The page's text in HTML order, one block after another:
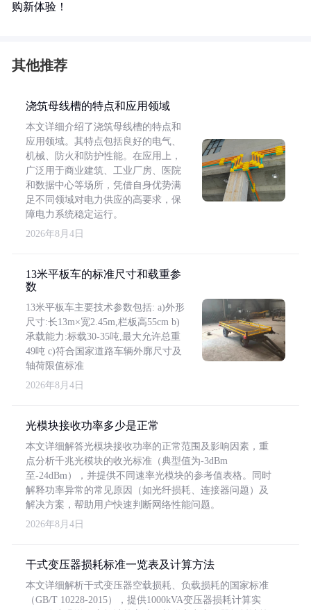
购新体验！
其他推荐
浇筑母线槽的特点和应用领域
本文详细介绍了浇筑母线槽的特点和
应用领域。其特点包括良好的电气、
机械、防火和防护性能。在应用上，
广泛用于商业建筑、工业厂房、医院
和数据中心等场所，凭借自身优势满
足不同领域对电力供应的高要求，保
障电力系统稳定运行。
2026年8月4日
13米平板车的标准尺寸和载重参
数
13米平板车主要技术参数包括: a)外形
尺寸:长13m×宽2.45m,栏板高55cm b)
承载能力:标载30-35吨,最大允许总重
49吨 c)符合国家道路车辆外廓尺寸及
轴荷限值标准
2026年8月4日
光模块接收功率多少是正常
本文详细解答光模块接收功率的正常范围及影响因素，重
点分析千兆光模块的收光标准（典型值为-3dBm
至-24dBm），并提供不同速率光模块的参考值表格。同时
解释功率异常的常见原因（如光纤损耗、连接器问题）及
解决方案，帮助用户快速判断网络性能问题。
2026年8月4日
干式变压器损耗标准一览表及计算方法
本文详细解析干式变压器空载损耗、负载损耗的国家标准
（GB/T 10228-2015），提供1000kVA变压器损耗计算实